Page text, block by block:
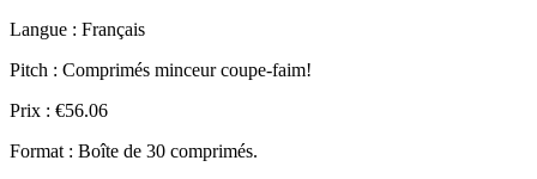
Langue : Français
Pitch : Comprimés minceur coupe-faim!
Prix : €56.06
Format : Boîte de 30 comprimés.